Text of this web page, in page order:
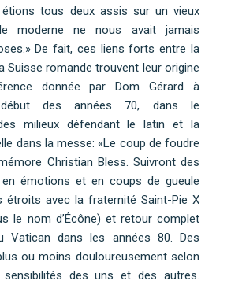
tous deux assis sur un vieux
moderne ne nous avait jamais
De fait, ces liens forts entre la
Suisse romande trouvent leur origine
donnée par Dom Gérard à
des années 70, dans le
milieux défendant le latin et la
dans la messe: «Le coup de foudre
Christian Bless. Suivront des
émotions et en coups de gueule
étroits avec la fraternité Saint-Pie X
le nom d’Écône) et retour complet
Vatican dans les années 80. Des
ou moins douloureusement selon
des uns et des autres.